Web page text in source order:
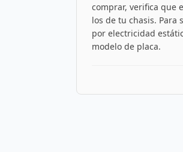
comprar, verifica que
los de tu chasis.
por electricidad
modelo de placa.